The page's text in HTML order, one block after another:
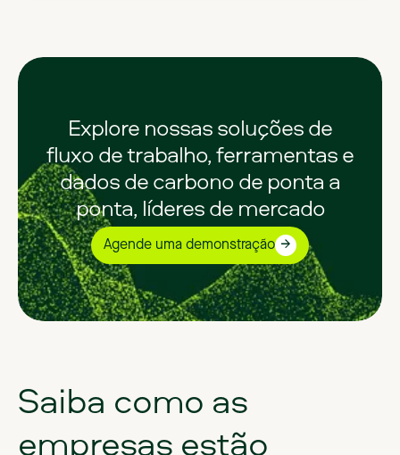
Explore nossas soluções de
fluxo de trabalho, ferramentas e
dados de carbono de ponta a
ponta, líderes de mercado
Agende uma demonstração
Saiba como as
empresas estão